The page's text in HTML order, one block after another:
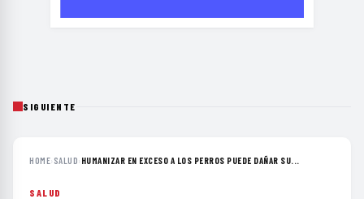
SIGUIENTE
HOME› SALUD› HUMANIZAR EN EXCESO A LOS PERROS PUEDE DAÑAR SU...
SALUD